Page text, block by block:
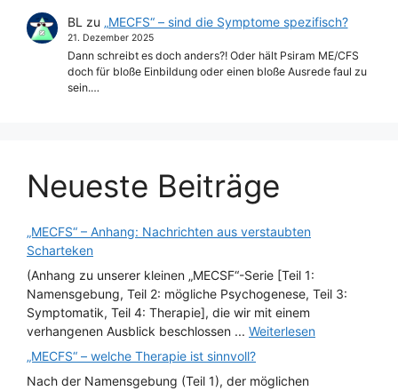
BL zu „MECFS“ – sind die Symptome spezifisch?
21. Dezember 2025
Dann schreibt es doch anders?! Oder hält Psiram ME/CFS
doch für bloße Einbildung oder einen bloße Ausrede faul zu
sein.…
Neueste Beiträge
„MECFS“ – Anhang: Nachrichten aus verstaubten
Scharteken
(Anhang zu unserer kleinen „MECSF“-Serie [Teil 1:
Namensgebung, Teil 2: mögliche Psychogenese, Teil 3:
Symptomatik, Teil 4: Therapie], die wir mit einem
verhangenen Ausblick beschlossen ... Weiterlesen
„MECFS“ – welche Therapie ist sinnvoll?
Nach der Namensgebung (Teil 1), der möglichen